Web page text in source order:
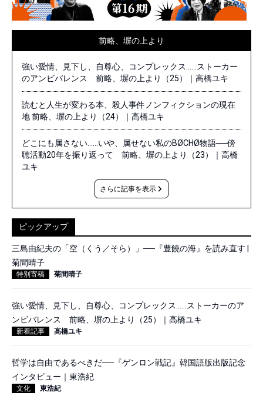
前略、塀の上より
強い愛情、見下し、自尊心、コンプレックス……ストーカー
のアンビバレンス 前略、塀の上より（25）｜高橋ユキ
読むと人生が変わる本、殺人事件ノンフィクションの現在
地 前略、塀の上より（24）｜高橋ユキ
どこにも属さない……いや、属せない私のBØCHØ物語──傍
聴活動20年を振り返って 前略、塀の上より（23）｜高橋
ユキ
さらに記事を表示
ピックアップ
三島由紀夫の「空（くう／そら）」──『豊饒の海』を読み直す |
菊間晴子
特別寄稿 菊間晴子
強い愛情、見下し、自尊心、コンプレックス……ストーカーのア
ンビバレンス 前略、塀の上より（25）｜高橋ユキ
新着記事 高橋ユキ
哲学は自由であるべきだ──『ゲンロン戦記』韓国語版出版記念
インタビュー｜東浩紀
文化 東浩紀